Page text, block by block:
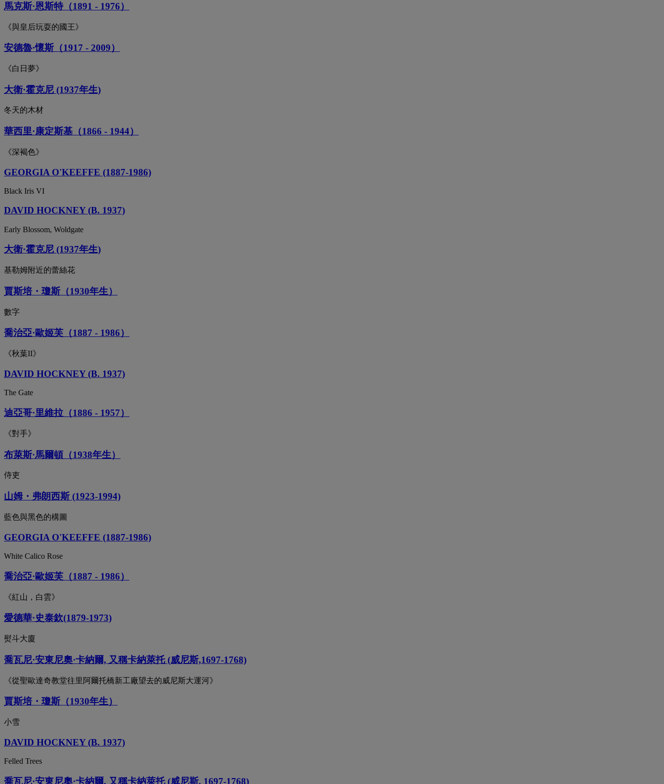
馬克斯·恩斯特（1891 - 1976）
《與皇后玩耍的國王》
安德魯·懷斯（1917 - 2009）
《白日夢》
大衛·霍克尼 (1937年生)
冬天的木材
華西里·康定斯基（1866 - 1944）
《深褐色》
GEORGIA O'KEEFFE (1887-1986)
Black Iris VI
DAVID HOCKNEY (B. 1937)
Early Blossom, Woldgate
大衛·霍克尼 (1937年生)
基勒姆附近的蕾絲花
賈斯培・瓊斯（1930年生）
數字
喬治亞·歐姬芙（1887 - 1986）
《秋葉II》
DAVID HOCKNEY (B. 1937)
The Gate
迪亞哥·里維拉（1886 - 1957）
《對手》
布萊斯·馬爾頓（1938年生）
侍吏
山姆・弗朗西斯 (1923-1994)
藍色與黑色的構圖
GEORGIA O'KEEFFE (1887-1986)
White Calico Rose
喬治亞·歐姬芙（1887 - 1986）
《紅山，白雲》
愛德華·史泰欽(1879-1973)
熨斗大廈
喬瓦尼·安東尼奧·卡納爾, 又稱卡納萊托 (威尼斯,1697-1768)
《從聖歐達奇教堂往里阿爾托橋新工廠望去的威尼斯大運河》
賈斯培・瓊斯（1930年生）
小雪
DAVID HOCKNEY (B. 1937)
Felled Trees
喬瓦尼·安東尼奧·卡納爾, 又稱卡納萊托 (威尼斯, 1697-1768)